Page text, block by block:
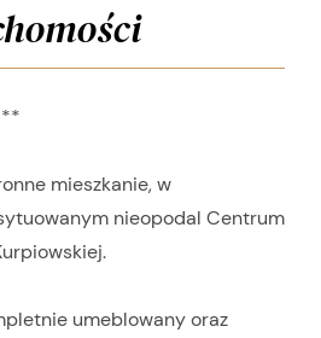
mieszkanie, w
nieopodal Centrum
umeblowany oraz